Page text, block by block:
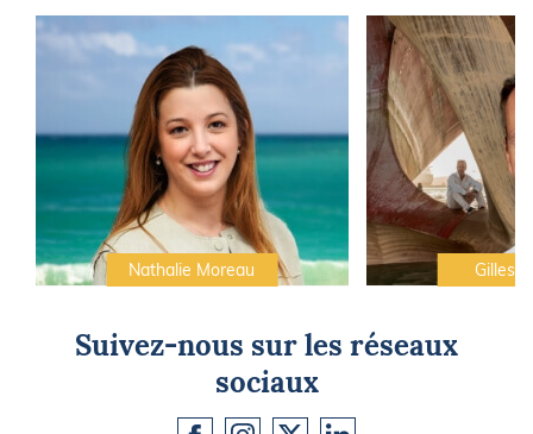
Nathalie Moreau Gilles
Suivez-nous sur les réseaux
sociaux